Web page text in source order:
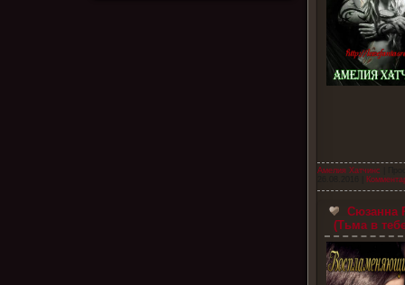
Амелия Хатчинс
Сюзанна
(Тьма в